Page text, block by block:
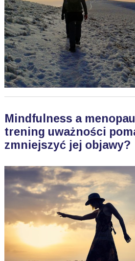
Mindfulness a
trening uważności
zmniejszyć jej objawy?